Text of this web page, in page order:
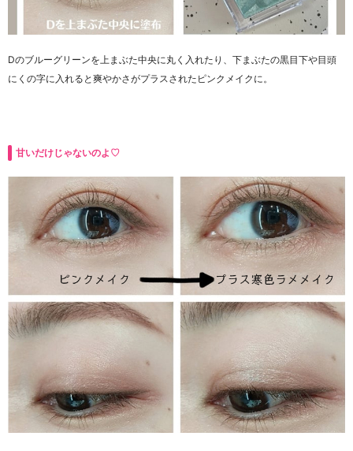
Dのブルーグリーンを上まぶた中央に丸く入れたり、下まぶたの黒目下や目頭
にくの字に入れると爽やかさがプラスされたピンクメイクに。
甘いだけじゃないのよ♡